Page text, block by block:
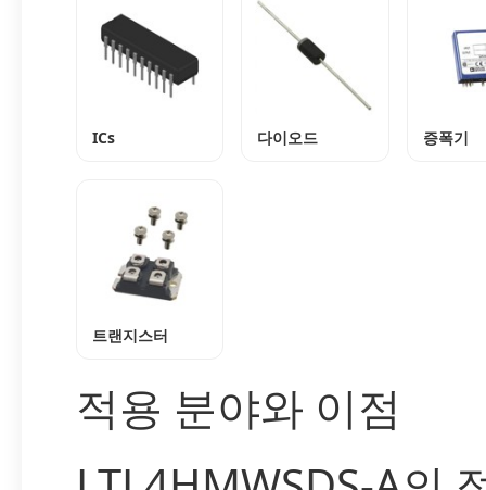
ICs 다이오드 증폭기
트랜지스터
적용 분야와 이점